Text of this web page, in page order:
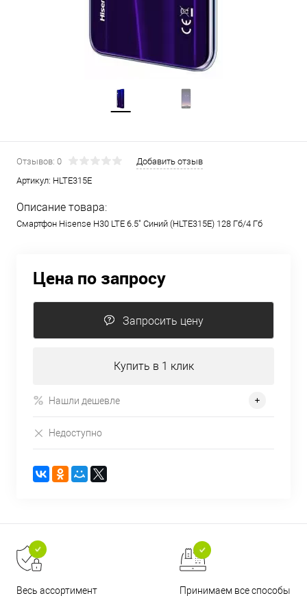
Отзывов: 0
Добавить отзыв
Артикул: HLTE315E
Описание товара:
Смартфон Hisense H30 LTE 6.5" Синий (HLTE315E) 128 Гб/4 Гб
Цена по запросу
Запросить цену
Купить в 1 клик
Нашли дешевле
Недоступно
Весь ассортимент
Принимаем все способы